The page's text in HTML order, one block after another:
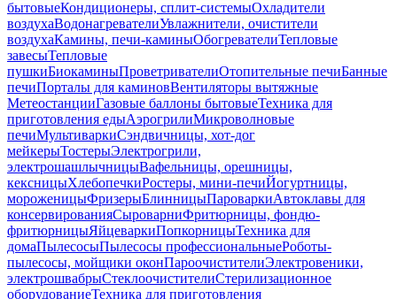
бытовыеКондиционеры, сплит-системыОхладители
воздухаВодонагревателиУвлажнители, очистители
воздухаКамины, печи-каминыОбогревателиТепловые
завесыТепловые
пушкиБиокаминыПроветривателиОтопительные печиБанные
печиПорталы для каминовВентиляторы вытяжные
МетеостанцииГазовые баллоны бытовыеТехника для
приготовления едыАэрогрилиМикроволновые
печиМультиваркиСэндвичницы, хот-дог
мейкерыТостерыЭлектрогрили,
электрошашлычницыВафельницы, орешницы,
кексницыХлебопечкиРостеры, мини-печиЙогуртницы,
мороженицыФризерыБлинницыПароваркиАвтоклавы для
консервированияСыроварниФритюрницы, фондю-
фритюрницыЯйцеваркиПопкорницыТехника для
домаПылесосыПылесосы профессиональныеРоботы-
пылесосы, мойщики оконПароочистителиЭлектровеники,
электрошвабрыСтеклоочистителиСтерилизационное
оборудованиеТехника для приготовления